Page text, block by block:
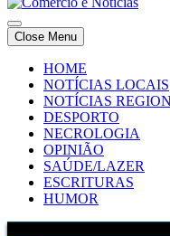
Comercio e Noticias
Notícias e Publicidade Online
Comercio e Noticias
Notícias e Publicidade Online
Close Menu
HOME
NOTÍCIAS LOCAIS
NOTÍCIAS
DESPORTO
NECROLOGIA
OPINIÃO
SAÚDE/LAZER
ESCRITURAS
HUMOR